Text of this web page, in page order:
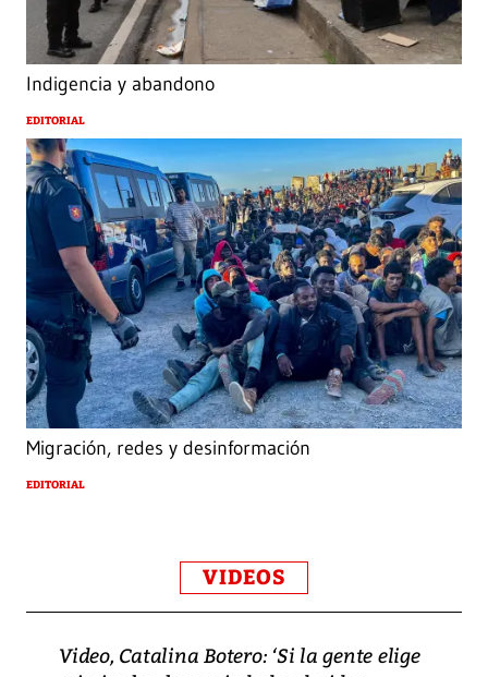
Indigencia y abandono
EDITORIAL
Migración, redes y desinformación
EDITORIAL
VIDEOS
Video, Catalina Botero: ‘Si la gente elige